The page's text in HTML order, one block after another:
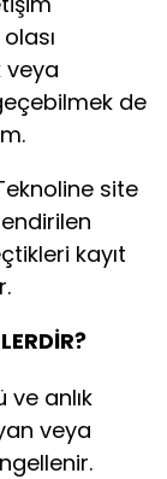
veya
de
site
kayıt
anlık
veya